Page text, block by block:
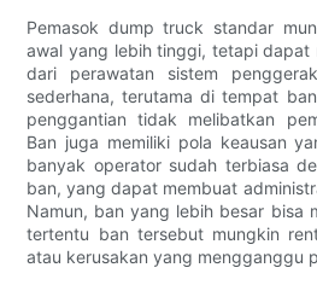
Pemasok dump truck standar
awal yang lebih tinggi, tetapi dapat
dari perawatan sistem
sederhana, terutama di tempat
penggantian tidak melibatkan
Ban juga memiliki pola keausan
banyak operator sudah terbiasa
ban, yang dapat membuat
Namun, ban yang lebih besar bisa
tertentu ban tersebut mungkin
atau kerusakan yang mengganggu